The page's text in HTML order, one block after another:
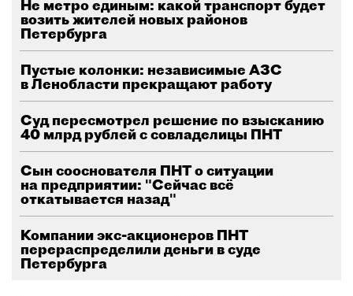
Не метро единым: какой транспорт будет
возить жителей новых районов
Петербурга
Пустые колонки: независимые АЗС
в Ленобласти прекращают работу
Суд пересмотрел решение по взысканию
40 млрд рублей с совладелицы ПНТ
Сын сооснователя ПНТ о ситуации
на предприятии: "Сейчас всё
откатывается назад"
Компании экс-акционеров ПНТ
перераспределили деньги в суде
Петербурга